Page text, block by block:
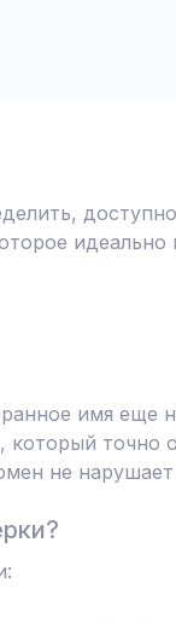
имя еще
точно
не